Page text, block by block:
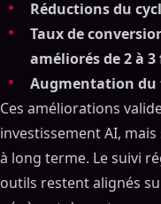
Réductions du
Taux de
améliorés de 2 à 3
Augmentation du
Ces améliorations
investissement AI,
à long terme. Le suivi
outils restent alignés